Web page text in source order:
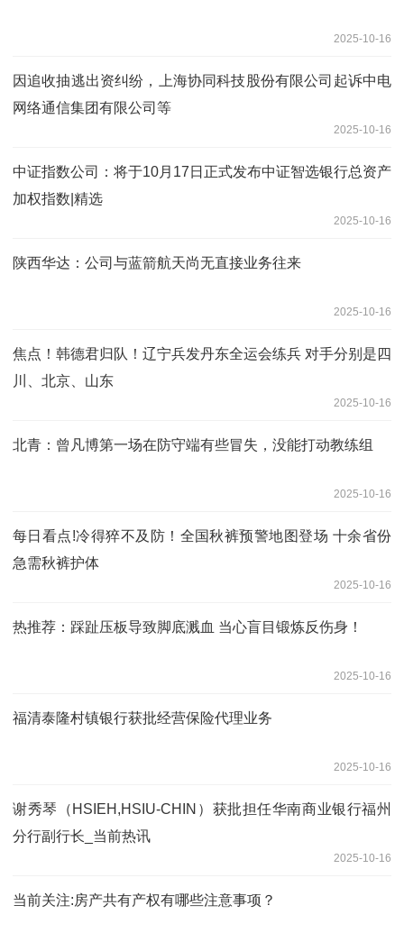
2025-10-16
因追收抽逃出资纠纷，上海协同科技股份有限公司起诉中电
网络通信集团有限公司等
2025-10-16
中证指数公司：将于10月17日正式发布中证智选银行总资产
加权指数|精选
2025-10-16
陕西华达：公司与蓝箭航天尚无直接业务往来
2025-10-16
焦点！韩德君归队！辽宁兵发丹东全运会练兵 对手分别是四
川、北京、山东
2025-10-16
北青：曾凡博第一场在防守端有些冒失，没能打动教练组
2025-10-16
每日看点!冷得猝不及防！全国秋裤预警地图登场 十余省份
急需秋裤护体
2025-10-16
热推荐：踩趾压板导致脚底溅血 当心盲目锻炼反伤身！
2025-10-16
福清泰隆村镇银行获批经营保险代理业务
2025-10-16
谢秀琴（HSIEH,HSIU-CHIN）获批担任华南商业银行福州
分行副行长_当前热讯
2025-10-16
当前关注:房产共有产权有哪些注意事项？